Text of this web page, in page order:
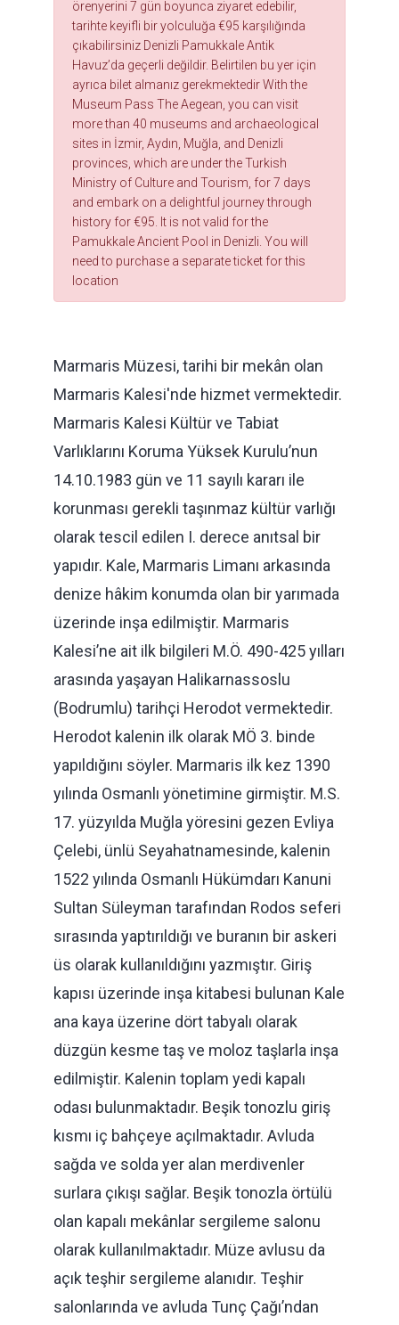
örenyerini 7 gün boyunca ziyaret edebilir,
tarihte keyifli bir yolculuğa €95 karşılığında
çıkabilirsiniz Denizli Pamukkale Antik
Havuz’da geçerli değildir. Belirtilen bu yer için
ayrıca bilet almanız gerekmektedir With the
Museum Pass The Aegean, you can visit
more than 40 museums and archaeological
sites in İzmir, Aydın, Muğla, and Denizli
provinces, which are under the Turkish
Ministry of Culture and Tourism, for 7 days
and embark on a delightful journey through
history for €95. It is not valid for the
Pamukkale Ancient Pool in Denizli. You will
need to purchase a separate ticket for this
location
Marmaris Müzesi, tarihi bir mekân olan
Marmaris Kalesi'nde hizmet vermektedir.
Marmaris Kalesi Kültür ve Tabiat
Varlıklarını Koruma Yüksek Kurulu’nun
14.10.1983 gün ve 11 sayılı kararı ile
korunması gerekli taşınmaz kültür varlığı
olarak tescil edilen I. derece anıtsal bir
yapıdır. Kale, Marmaris Limanı arkasında
denize hâkim konumda olan bir yarımada
üzerinde inşa edilmiştir. Marmaris
Kalesi’ne ait ilk bilgileri M.Ö. 490-425 yılları
arasında yaşayan Halikarnassoslu
(Bodrumlu) tarihçi Herodot vermektedir.
Herodot kalenin ilk olarak MÖ 3. binde
yapıldığını söyler. Marmaris ilk kez 1390
yılında Osmanlı yönetimine girmiştir. M.S.
17. yüzyılda Muğla yöresini gezen Evliya
Çelebi, ünlü Seyahatnamesinde, kalenin
1522 yılında Osmanlı Hükümdarı Kanuni
Sultan Süleyman tarafından Rodos seferi
sırasında yaptırıldığı ve buranın bir askeri
üs olarak kullanıldığını yazmıştır. Giriş
kapısı üzerinde inşa kitabesi bulunan Kale
ana kaya üzerine dört tabyalı olarak
düzgün kesme taş ve moloz taşlarla inşa
edilmiştir. Kalenin toplam yedi kapalı
odası bulunmaktadır. Beşik tonozlu giriş
kısmı iç bahçeye açılmaktadır. Avluda
sağda ve solda yer alan merdivenler
surlara çıkışı sağlar. Beşik tonozla örtülü
olan kapalı mekânlar sergileme salonu
olarak kullanılmaktadır. Müze avlusu da
açık teşhir sergileme alanıdır. Teşhir
salonlarında ve avluda Tunç Çağı’ndan